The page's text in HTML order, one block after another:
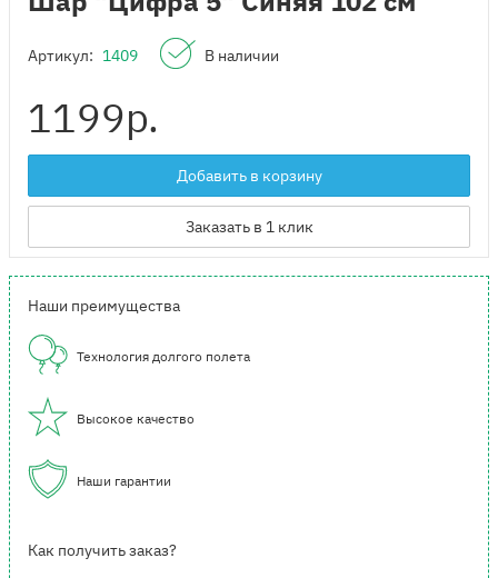
Артикул: 1409 В наличии
1199р.
Добавить в корзину
Заказать в 1 клик
Наши преимущества
Технология долгого полета
Высокое качество
Наши гарантии
Как получить заказ?